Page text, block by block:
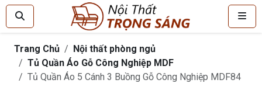
Trang Chủ
Nội thất phòng ngủ
Tủ Quần Áo Gỗ Công Nghiệp MDF
Tủ Quần Áo 5 Cánh 3 Buồng Gỗ Công Nghiệp MDF84